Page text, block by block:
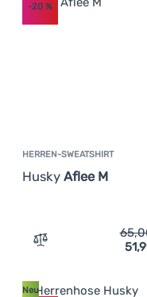
HERREN-SWEATSHIRT
Husky Aflee M
-20 %
Zum Vergleich
Neu